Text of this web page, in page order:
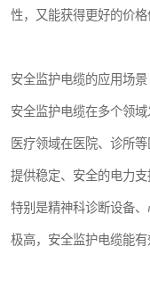
性，又能获得更好的价格
安全监护电缆的应用场景
安全监护电缆在多个领域
医疗领域在医院、诊所
提供稳定、安全的电力支
特别是精神科诊断设备
极高，安全监护电缆能